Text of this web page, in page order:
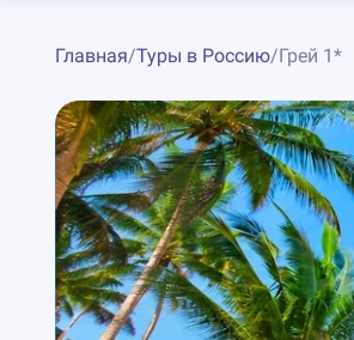
Главная/Туры в Россию/Грей 1*